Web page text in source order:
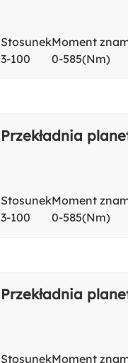
Stosunek
3-100
Moment
0-585(Nm)
Przekładnia
Stosunek
3-100
Moment
0-585(Nm)
Przekładnia
StosunekMoment